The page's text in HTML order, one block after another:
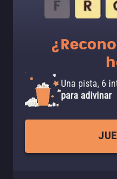
Una pista, 6
para adivinar